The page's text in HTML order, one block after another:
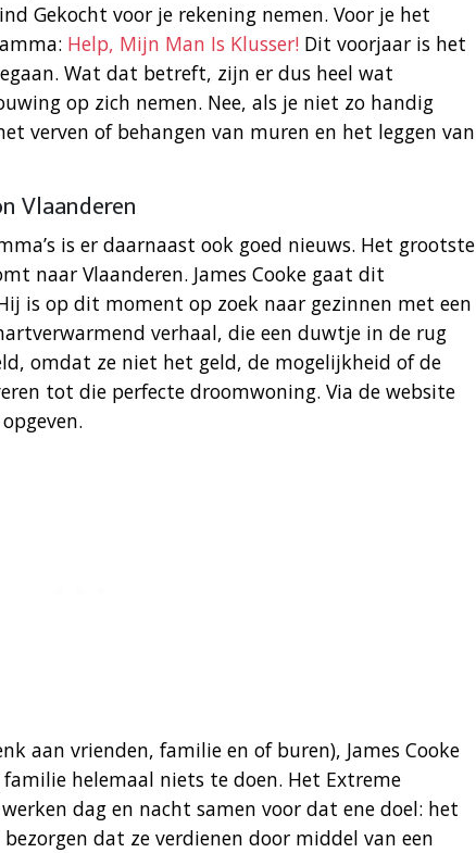
Gekocht voor je rekening nemen. Voor je het
Help, Mijn Man Is Klusser! Dit voorjaar is het
Wat dat betreft, zijn er dus heel wat
op zich nemen. Nee, als je niet zo handig
verven of behangen van muren en het leggen van
Vlaanderen
is er daarnaast ook goed nieuws. Het grootste
naar Vlaanderen. James Cooke gaat dit
is op dit moment op zoek naar gezinnen met een
verhaal, die een duwtje in de rug
omdat ze niet het geld, de mogelijkheid of de
tot die perfecte droomwoning. Via de website
aan vrienden, familie en of buren), James Cooke
helemaal niets te doen. Het Extreme
dag en nacht samen voor dat ene doel: het
dat ze verdienen door middel van een